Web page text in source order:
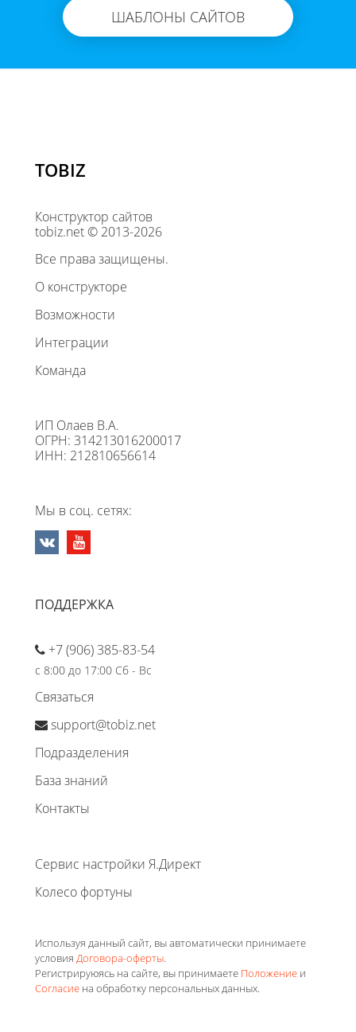
ШАБЛОНЫ САЙТОВ
TOBIZ
Конструктор сайтов
tobiz.net © 2013-2026
Все права защищены.
О конструкторе
Возможности
Интеграции
Команда
ИП Олаев В.А.
ОГРН: 314213016200017
ИНН: 212810656614
Мы в соц. сетях:
ПОДДЕРЖКА
+7 (906) 385-83-54
с 8:00 до 17:00 Сб - Вс
Связаться
support@tobiz.net
Подразделения
База знаний
Контакты
Сервис настройки Я.Директ
Колесо фортуны
Используя данный сайт, вы автоматически принимаете
условия Договора-оферты.
Регистрируюясь на сайте, вы принимаете Положение и
Согласие на обработку персональных данных.